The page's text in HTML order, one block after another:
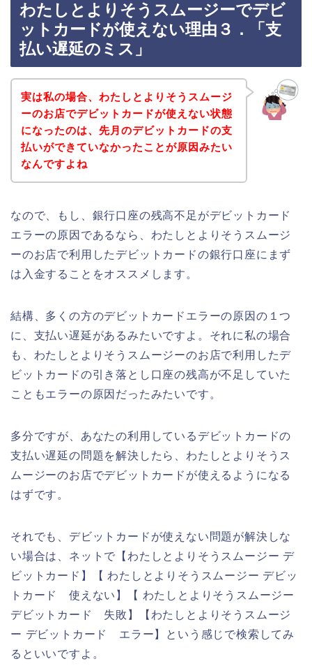
わたしとよりそうスムージーでデビ
ットカードが使えない理由３．「支
払い遅延のミス」
実は私の場合、わたしとよりそうスムージ
ーのお店でデビットカードが使えない状態
になったのは、先月のデビットカードの支
払いができていなかったことが原因みたい
なんですよね
なので、もし、銀行口座の残高不足がデビットカード
エラーの原因であるなら、わたしとよりそうスムージ
ーのお店で利用したデビットカードの銀行口座にまず
は入金することをオススメします。
結構、多くの方のデビットカードエラーの原因の１つ
に、支払い遅延があるみたいですよ。それに私の場合
も、わたしとよりそうスムージーのお店で利用したデ
ビットカードの引き落とし口座の残高が不足していた
こともエラーの原因だったみたいです。
多分ですが、あなたの利用しているデビットカードの
支払い遅延の問題を解決したら、わたしとよりそうス
ムージーのお店でデビットカードが使えるようになる
はずです。
それでも、デビットカードが使えない問題が解決しな
い場合は、ネットで【わたしとよりそうスムージー デ
ビットカード】【 わたしとよりそうスムージー デビッ
トカード 使えない】【 わたしとよりそうスムージー
デビットカード 失敗】【わたしとよりそうスムージ
ー デビットカード エラー】という感じで検索してみ
るといいですよ。